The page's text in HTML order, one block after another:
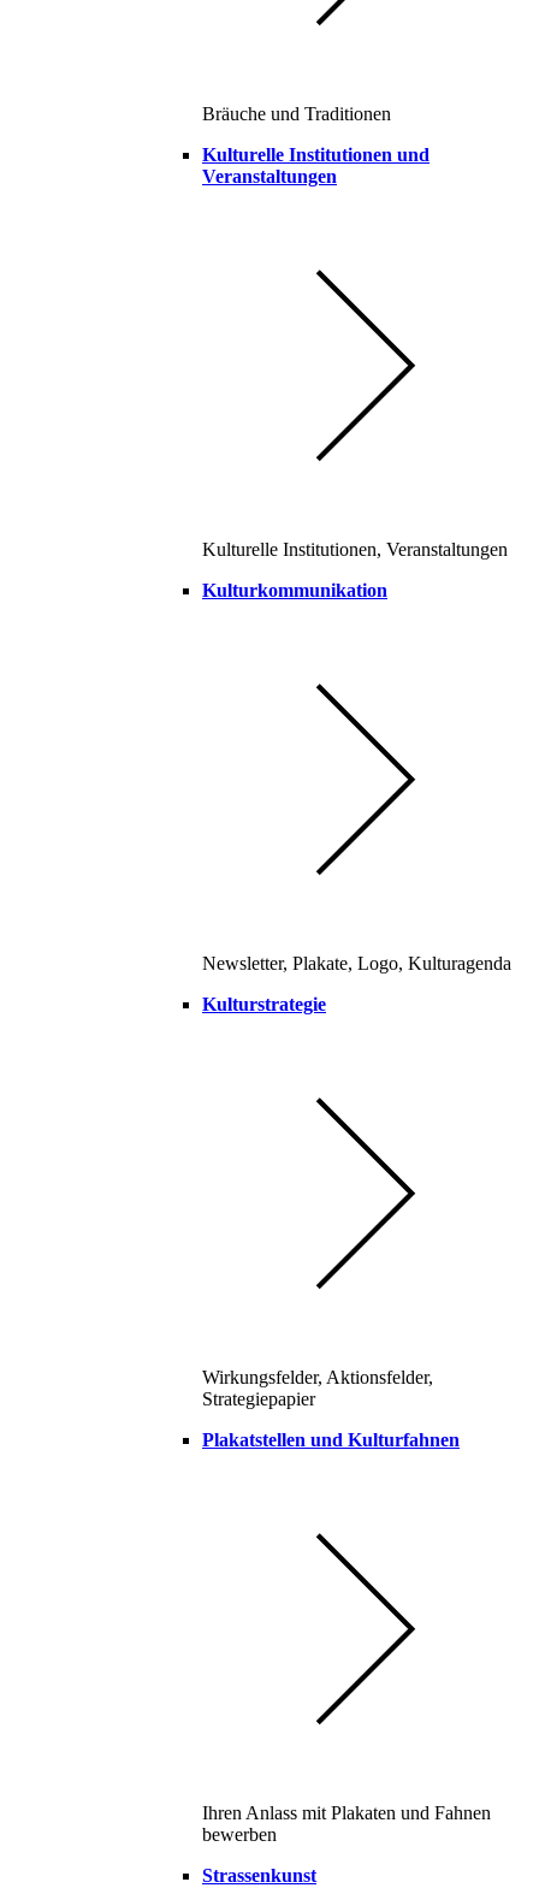
Bräuche und Traditionen
Kulturelle Institutionen und
Veranstaltungen
Kulturelle Institutionen, Veranstaltungen
Kulturkommunikation
Newsletter, Plakate, Logo, Kulturagenda
Kulturstrategie
Wirkungsfelder, Aktionsfelder,
Strategiepapier
Plakatstellen und Kulturfahnen
Ihren Anlass mit Plakaten und Fahnen
bewerben
Strassenkunst